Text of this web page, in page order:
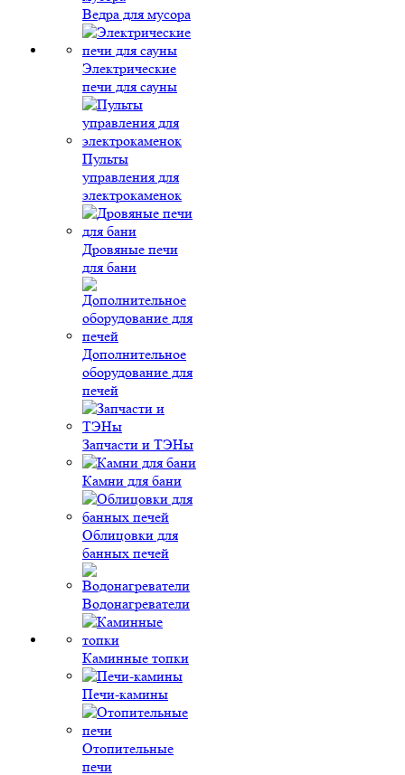
Ведра для мусора
Электрические
печи для сауны
Пульты
управления для
электрокаменок
Дровяные печи
для бани
Дополнительное
оборудование для
печей
Запчасти и ТЭНы
Камни для бани
Облицовки для
банных печей
Водонагреватели
Каминные топки
Печи-камины
Отопительные
печи